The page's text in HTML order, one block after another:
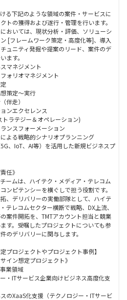
る下記のような領域の案件・サービスに
トの獲得および遂行・管理を行います。
おいては、現状分析・評価、ソリューシ
[フレームワーク策定・高度化等]、導入
ュニティ発掘や提案のリード、案件のデ
ます。
マネジメント
ォリオマネジメント
策定～実行
伴走）
ンエクセレンス
トラテジー＆オペレーション)
ンスフォーメーション
よる戦略的シナリオプランニング
、IoT、AI等）を活用した新規ビジネスプ
任》
ームは、ハイテク・メディア・テレコム
ンピテンシーを横ぐしで担う役割です。
、デリバリーの実働部隊として、ハイテ
テレコムセクター横断で戦略、DX上流、
案件開拓を、TMTアカウント担当と競業
す。受嘱したプロジェクトについても参
のデリバリーに関与します。
定プロジェクトやプロジェクト事例】
イン想定プロジェクト》
業領域
・ITサービス企業向けビジネス高度化支
のXaaS化支援（テクノロジー・ITサービ